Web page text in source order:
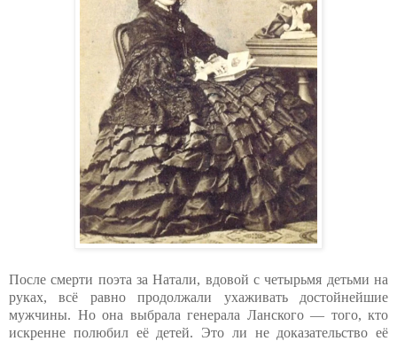
После смерти поэта за Натали, вдовой с четырьмя детьми на
руках, всё равно продолжали ухаживать достойнейшие
мужчины. Но она выбрала генерала Ланского — того, кто
искренне полюбил её детей. Это ли не доказательство её